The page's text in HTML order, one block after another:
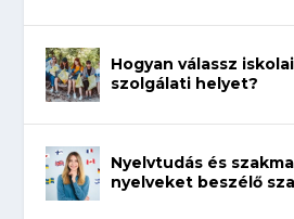
Hogyan válassz
szolgálati helyet?
Nyelvtudás és
nyelveket beszélő